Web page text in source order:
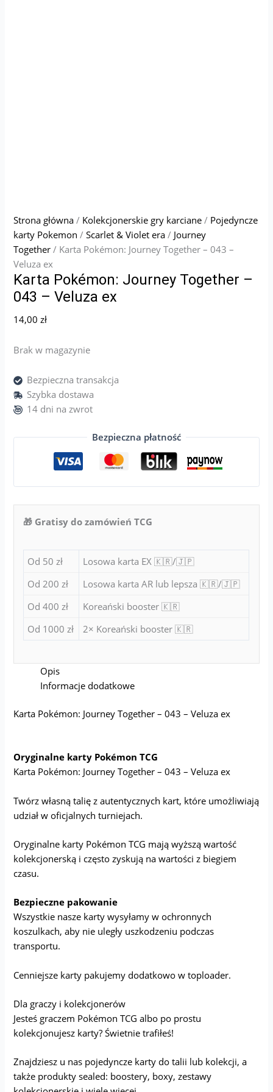
Strona główna / Kolekcjonerskie gry karciane / Pojedyncze
karty Pokemon /Scarlet & Violet era / Journey
Together / Karta Pokémon: Journey Together – 043 –
Veluza ex
Karta Pokémon: Journey Together –
043 – Veluza ex
14,00zł
Brak w magazynie
Bezpieczna transakcja
Szybka dostawa
14 dni na zwrot
Bezpieczna płatność
🎁 Gratisy do zamówień TCG
Od 50 zł
Losowa karta EX 🇰🇷/🇯🇵
Od 200 zł
Losowa karta AR lub lepsza 🇰🇷/🇯🇵
Od 400 zł
Koreański booster 🇰🇷
Od 1000 zł
2× Koreański booster 🇰🇷
Opis
Informacje dodatkowe
Karta Pokémon: Journey Together – 043 – Veluza ex
Oryginalne karty Pokémon TCG
Karta Pokémon: Journey Together – 043 – Veluza ex
Twórz własną talię z autentycznych kart, które umożliwiają
udział w oficjalnych turniejach.
Oryginalne karty Pokémon TCG mają wyższą wartość
kolekcjonerską i często zyskują na wartości z biegiem
czasu.
Bezpieczne pakowanie
Wszystkie nasze karty wysyłamy w ochronnych
koszulkach, aby nie uległy uszkodzeniu podczas
transportu.
Cenniejsze karty pakujemy dodatkowo w toploader.
Dla graczy i kolekcjonerów
Jesteś graczem Pokémon TCG albo po prostu
kolekcjonujesz karty? Świetnie trafiłeś!
Znajdziesz u nas pojedyncze karty do talii lub kolekcji, a
także produkty sealed: boostery, boxy, zestawy